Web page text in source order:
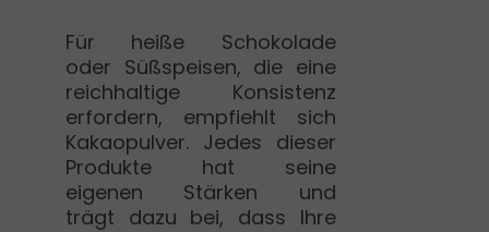
Für heiße Schokolade
oder Süßspeisen, die eine
reichhaltige Konsistenz
erfordern, empfiehlt sich
Kakaopulver. Jedes dieser
Produkte hat seine
eigenen Stärken und
trägt dazu bei, dass Ihre